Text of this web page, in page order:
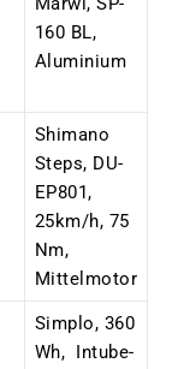
160 BL,
Aluminium
Shimano
Steps, DU-
EP801,
25km/h, 75
Nm,
Mittelmotor
Simplo, 360
Wh, Intube-